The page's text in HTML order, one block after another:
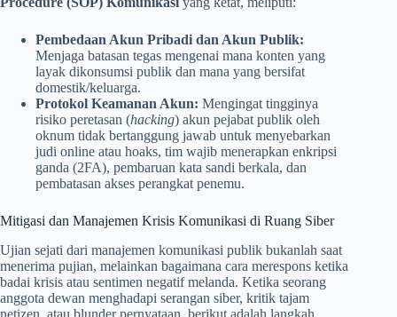
Pembedaan Akun Pribadi dan Akun Publik:
Menjaga batasan tegas mengenai mana konten yang
layak dikonsumsi publik dan mana yang bersifat
domestik/keluarga.
Protokol Keamanan Akun: Mengingat tingginya
risiko peretasan (hacking) akun pejabat publik oleh
oknum tidak bertanggung jawab untuk menyebarkan
judi online atau hoaks, tim wajib menerapkan enkripsi
ganda (2FA), pembaruan kata sandi berkala, dan
pembatasan akses perangkat penemu.
Mitigasi dan Manajemen Krisis Komunikasi di Ruang Siber
Ujian sejati dari manajemen komunikasi publik bukanlah saat
menerima pujian, melainkan bagaimana cara merespons ketika
badai krisis atau sentimen negatif melanda. Ketika seorang
anggota dewan menghadapi serangan siber, kritik tajam
netizen, atau blunder pernyataan, berikut adalah langkah